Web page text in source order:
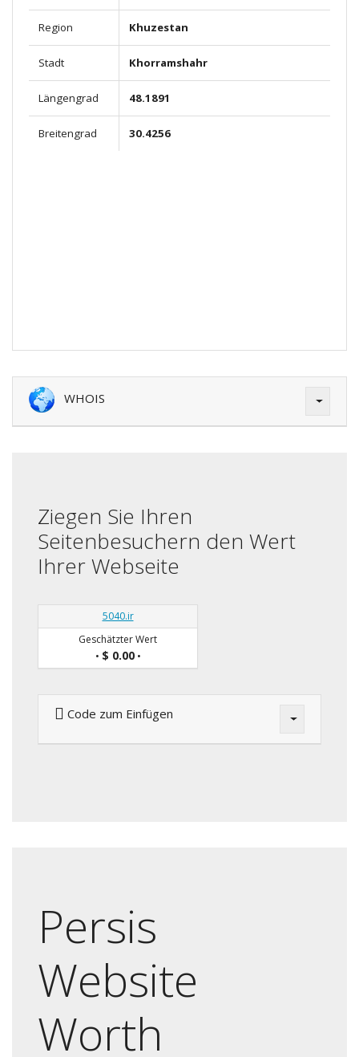
Region Khuzestan
Stadt Khorramshahr
Längengrad 48.1891
Breitengrad 30.4256
WHOIS
Ziegen Sie Ihren
Seitenbesuchern den Wert
Ihrer Webseite
5040.ir
Geschätzter Wert
• $ 0.00•
Code zum Einfügen
Persis
Website
Worth